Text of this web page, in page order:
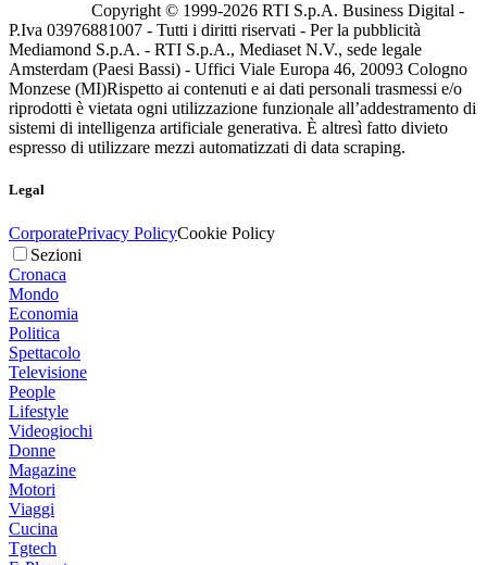
Copyright © 1999-2026 RTI S.p.A. Business Digital -
P.Iva 03976881007 - Tutti i diritti riservati - Per la pubblicità
Mediamond S.p.A. - RTI S.p.A., Mediaset N.V., sede legale
Amsterdam (Paesi Bassi) - Uffici Viale Europa 46, 20093 Cologno
Monzese (MI)Rispetto ai contenuti e ai dati personali trasmessi e/o
riprodotti è vietata ogni utilizzazione funzionale all’addestramento di
sistemi di intelligenza artificiale generativa. È altresì fatto divieto
espresso di utilizzare mezzi automatizzati di data scraping.
Legal
CorporatePrivacy PolicyCookie Policy
Sezioni
Cronaca
Mondo
Economia
Politica
Spettacolo
Televisione
People
Lifestyle
Videogiochi
Donne
Magazine
Motori
Viaggi
Cucina
Tgtech